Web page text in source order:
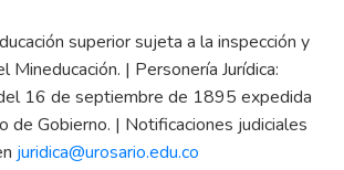
superior sujeta a la inspección y
Mineducación. | Personería Jurídica:
16 de septiembre de 1895 expedida
de Gobierno. | Notificaciones judiciales
juridica@urosario.edu.co